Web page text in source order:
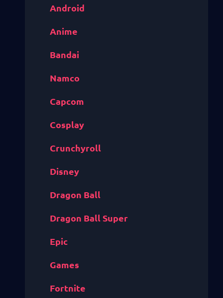
Android
Anime
Bandai
Namco
Capcom
Cosplay
Crunchyroll
Disney
Dragon Ball
Dragon Ball Super
Epic
Games
Fortnite